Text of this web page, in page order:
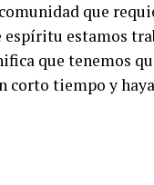
que
estamos
que tenemos
corto tiempo y